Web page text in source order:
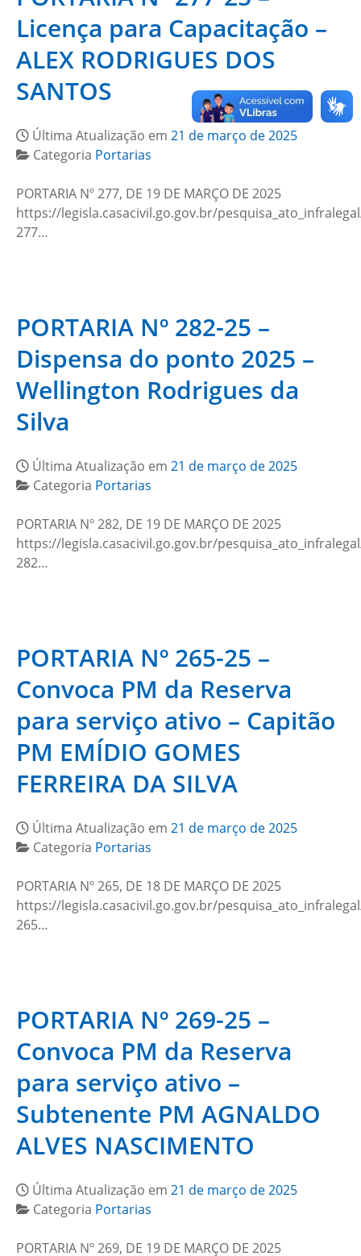
Licença para Capacitação –
ALEX RODRIGUES DOS
SANTOS
Última Atualização em 21 de março de 2025
Categoria Portarias
PORTARIA Nº 277, DE 19 DE MARÇO DE 2025
https://legisla.casacivil.go.gov.br/
277…
PORTARIA Nº 282-25 –
Dispensa do ponto 2025 –
Wellington Rodrigues da
Silva
Última Atualização em 21 de março de 2025
Categoria Portarias
PORTARIA Nº 282, DE 19 DE MARÇO DE 2025
https://legisla.casacivil.go.gov.br/
282…
PORTARIA Nº 265-25 –
Convoca PM da Reserva
para serviço ativo – Capitão
PM EMÍDIO GOMES
FERREIRA DA SILVA
Última Atualização em 21 de março de 2025
Categoria Portarias
PORTARIA Nº 265, DE 18 DE MARÇO DE 2025
https://legisla.casacivil.go.gov.br/
265…
PORTARIA Nº 269-25 –
Convoca PM da Reserva
para serviço ativo –
Subtenente PM AGNALDO
ALVES NASCIMENTO
Última Atualização em 21 de março de 2025
Categoria Portarias
PORTARIA Nº 269, DE 19 DE MARÇO DE 2025